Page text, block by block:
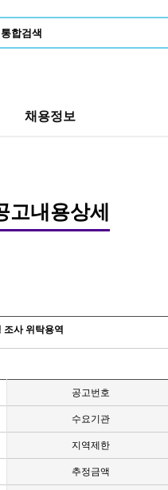
채용정보
고내용상세
사 위탁용역
공고번호
수요기관
지역제한
추정금액